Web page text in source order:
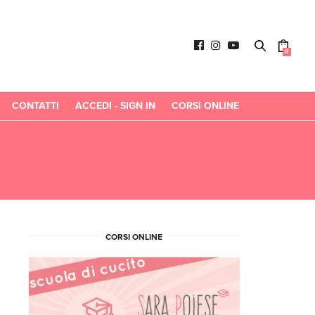
0
CONTATTI ACCEDI - SIGN IN CORSI ONLINE
CORSI ONLINE